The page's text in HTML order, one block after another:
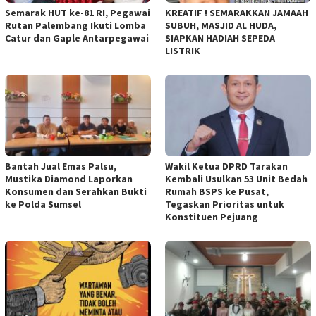
Semarak HUT ke-81 RI, Pegawai
Rutan Palembang Ikuti Lomba
Catur dan Gaple Antarpegawai
KREATIF ! SEMARAKKAN JAMAAH
SUBUH, MASJID AL HUDA,
SIAPKAN HADIAH SEPEDA
LISTRIK
Bantah Jual Emas Palsu,
Mustika Diamond Laporkan
Konsumen dan Serahkan Bukti
ke Polda Sumsel
Wakil Ketua DPRD Tarakan
Kembali Usulkan 53 Unit Bedah
Rumah BSPS ke Pusat,
Tegaskan Prioritas untuk
Konstituen Pejuang